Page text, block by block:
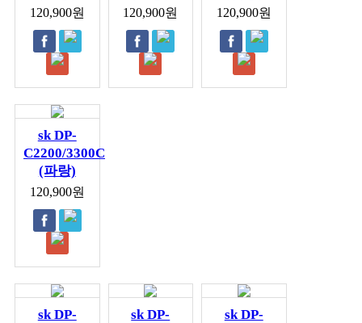
120,900원 120,900원 120,900원
sk DP-
C2200/3300C
(파랑)
120,900원
sk DP-
sk DP-
sk DP-